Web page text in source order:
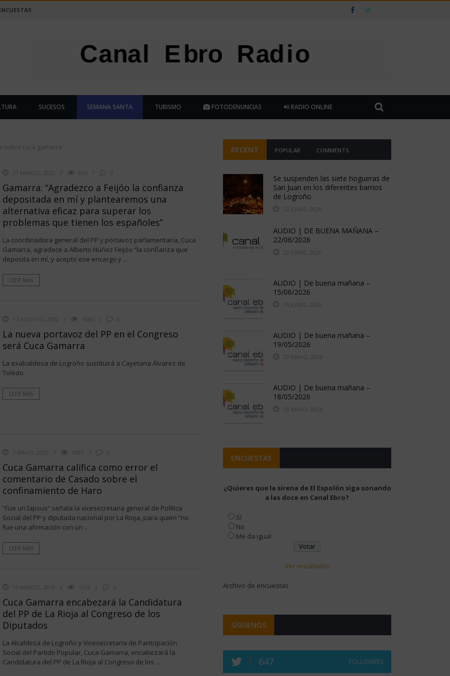
SUCESOS SEMANA SANTA TURISMO FOTODENUNCIAS RADIO ONLINE
sobre cuca gamarra
31 MARZO, 2022 616
Gamarra: “Agradezco a Feijóo la confianza
depositada en mí y plantearemos una
alternativa eficaz para superar los
problemas que tienen los españoles”
La coordinadora general del PP y portavoz parlamentaria, Cuca
Gamarra, agradece a Alberto Núñez Feijóo “la confianza que
deposita en mí, y acepto ese encargo y ...
LEER MÁS
17 AGOSTO, 2020 1086
La nueva portavoz del PP en el Congreso
será Cuca Gamarra
La exalcaldesa de Logroño sustituirá a Cayetana Álvarez de
Toledo.
LEER MÁS
7 MAYO, 2020 1091
Cuca Gamarra califica como error el
comentario de Casado sobre el
confinamiento de Haro
“Fue un lapsus” señala la vicesecretaria general de Política
Social del PP y diputada nacional por La Rioja, para quien “no
fue una afirmación con un ...
LEER MÁS
15 MARZO, 2019 1553
Cuca Gamarra encabezará la Candidatura
del PP de La Rioja al Congreso de los
Diputados
La Alcaldesa de Logroño y Vicesecretaria de Participación
Social del Partido Popular, Cuca Gamarra, encabezará la
Candidatura del PP de La Rioja al Congreso de los ...
RECENT POPULAR COMMENTS
Se suspenden las siete hogueras de
San Juan en los diferentes barrios
de Logroño
22 JUNIO, 2026
AUDIO | DE BUENA MAÑANA –
22/06/2026
22 JUNIO, 2026
AUDIO | De buena mañana –
15/06/2026
16 JUNIO, 2026
AUDIO | De buena mañana –
19/05/2026
20 MAYO, 2026
AUDIO | De buena mañana –
18/05/2026
19 MAYO, 2026
ENCUESTAS
¿Quieres que la sirena de El Espolón siga sonando
a las doce en Canal Ebro?
Sí
No
Me da igual
Ver resultados
Archivo de encuestas
SÍGUENOS
647 FOLLOWERS